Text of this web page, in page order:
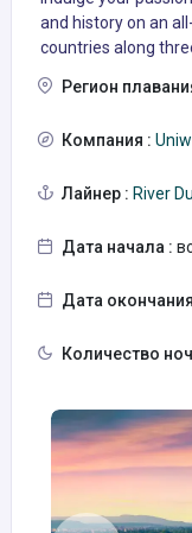
and history on an
countries along
Регион
Компания :
Лайнер : River
Дата начала :
Дата
Количество